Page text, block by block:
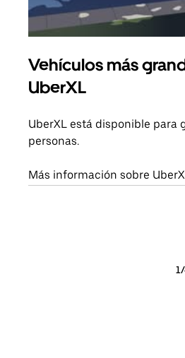
Vehículos más
UberXL
UberXL está disponible para
personas.
Más información sobre